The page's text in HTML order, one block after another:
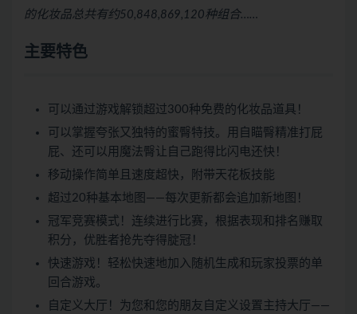
的化妆品总共有约50,848,869,120种组合……
主要特色
可以通过游戏解锁超过300种免费的化妆品道具！
可以掌握夸张又独特的蜜臀特技。用自瞄臀精准打屁
屁、还可以用魔法臀让自己跑得比闪电还快！
移动操作简单且速度超快，附带天花板技能
超过20种基本地图——每次更新都会追加新地图！
冠军竞赛模式！连续进行比赛，根据表现和排名赚取
积分，优胜者抢先夺得腚冠！
快速游戏！轻松快速地加入随机生成和玩家投票的单
回合游戏。
自定义大厅！为您和您的朋友自定义设置主持大厅——